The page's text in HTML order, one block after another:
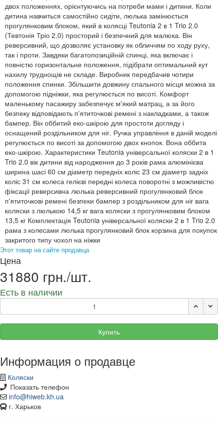
двох положеннях, орієнтуючись на потреби мами і дитини. Коли
дитина навчиться самостійно сидіти, люлька замінюється
прогулянковим блоком, який в колясці Teutonia 2 в 1 Trio 2.0
(Тевтонія Тріо 2.0) просторий і безпечний для малюка. Він
реверсивний, що дозволяє установку як обличчям по ходу руху,
так і проти. Завдяки багатопозиційній спинці, яка включає і
повністю горизонтальне положення, підібрати оптимальний кут
нахилу труднощів не складе. Виробник передбачив чотири
положення спинки. Збільшити довжину спального місця можна за
допомогою підніжки, яка регулюється по висоті. Комфорт
маленькому пасажиру забезпечує м'який матрац, а за його
безпеку відповідають п'ятиточкові ремені з накладками, а також
бампер. Він оббитий еко-шкірою для простоти догляду і
оснащений роздільником для ніг. Ручка управління в даній моделі
регулюється по висоті за допомогою двох кнопок. Вона оббита
еко-шкірою. Характеристики Teutonia універсальної коляски 2 в 1
Trio 2.0 вік дитини від народження до 3 років рама алюмінієва
ширина шасі 60 см діаметр передніх коліс 23 см діаметр задніх
коліс 31 см колеса гелієві передні колеса поворотні з можливістю
фіксації реверсивна люлька реверсивний прогулянковий блок
п'ятиточкові ремені безпеки бампер з роздільником для ніг вага
коляски з люлькою 14,5 кг вага коляски з прогулянковим блоком
13,5 кг Комплектація Teutonia універсальної коляски 2 в 1 Trio 2.0
рама з колесами люлька прогулянковий блок корзина для покупок
закритого типу чохол на ніжки
Этот товар на сайте продавца
Цена
31880 грн./шт.
Есть в наличии
Купить
Информация о продавце
Коляски
Показать телефон
info@hiweb.kh.ua
г. Харьков